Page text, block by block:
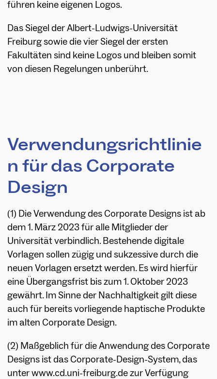
führen keine eigenen Logos.
Das Siegel der Albert-Ludwigs-Universität
Freiburg sowie die vier Siegel der ersten
Fakultäten sind keine Logos und bleiben somit
von diesen Regelungen unberührt.
Verwendungsrichtlinie
n für das Corporate
Design
(1) Die Verwendung des Corporate Designs ist ab
dem 1. März 2023 für alle Mitglieder der
Universität verbindlich. Bestehende digitale
Vorlagen sollen zügig und sukzessive durch die
neuen Vorlagen ersetzt werden. Es wird hierfür
eine Übergangsfrist bis zum 1. Oktober 2023
gewährt. Im Sinne der Nachhaltigkeit gilt diese
auch für bereits vorliegende haptische Produkte
im alten Corporate Design.
(2) Maßgeblich für die Anwendung des Corporate
Designs ist das Corporate-Design-System, das
unter www.cd.uni-freiburg.de zur Verfügung